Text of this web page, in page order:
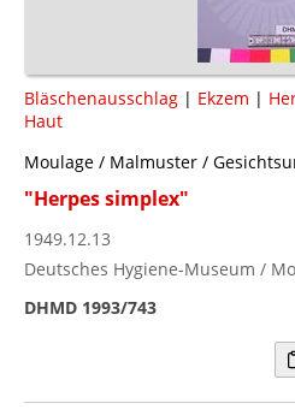
Bläschenausschlag | Ekzem |
Haut
Moulage / Malmuster /
"Herpes simplex"
1949.12.13
Deutsches Hygiene-Museum /
DHMD 1993/743